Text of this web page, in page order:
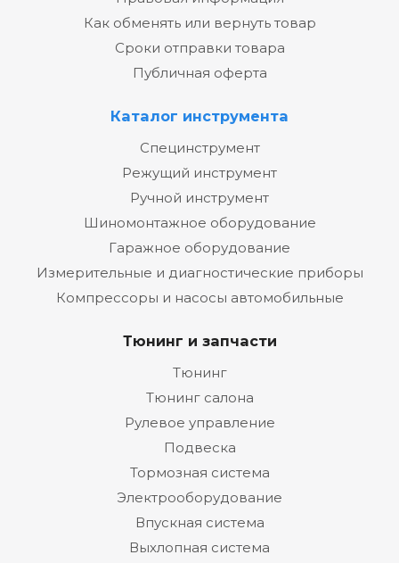
Как обменять или вернуть товар
Сроки отправки товара
Публичная оферта
Каталог инструмента
Специнструмент
Режущий инструмент
Ручной инструмент
Шиномонтажное оборудование
Гаражное оборудование
Измерительные и диагностические приборы
Компрессоры и насосы автомобильные
Тюнинг и запчасти
Тюнинг
Тюнинг салона
Рулевое управление
Подвеска
Тормозная система
Электрооборудование
Впускная система
Выхлопная система